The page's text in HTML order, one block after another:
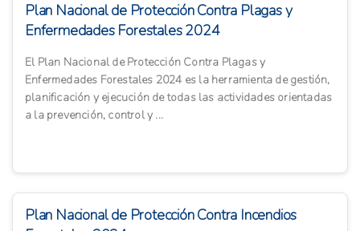
Plan Nacional de Protección Contra Plagas y
Enfermedades Forestales 2024
El Plan Nacional de Protección Contra Plagas y
Enfermedades Forestales 2024 es la herramienta de gestión,
planificación y ejecución de todas las actividades orientadas
a la prevención, control y ...
Plan Nacional de Protección Contra Incendios